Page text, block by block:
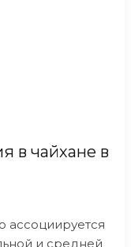
в чайхане в
и средней